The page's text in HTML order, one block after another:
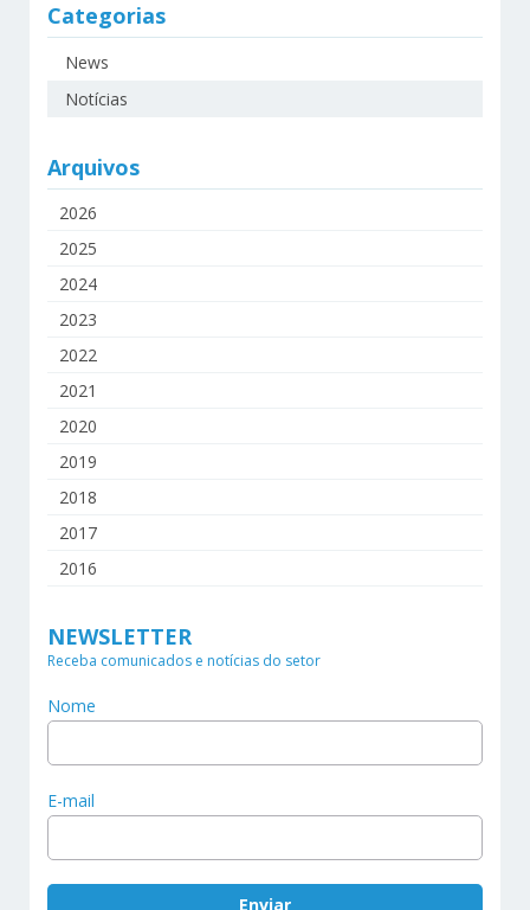
Categorias
News
Notícias
Arquivos
2026
2025
2024
2023
2022
2021
2020
2019
2018
2017
2016
NEWSLETTER
Receba comunicados e notícias do setor
Nome
E-mail